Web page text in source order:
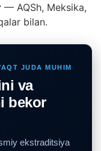
— AQSh, Meksika,
bilan.
JUDA MUHIM
va
bekor
ekstraditsiya